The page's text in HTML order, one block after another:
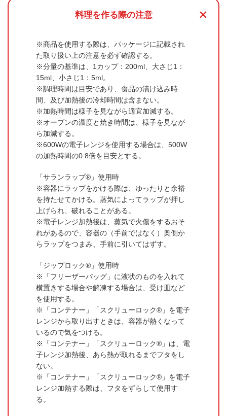
+
料理を作る際の注意
商品を使用する際は、パッケージに記載され
た取り扱い上の注意を必ず確認する。
分量の基準は、1カップ：200ml、大さじ1：
15ml、小さじ1：5ml。
調理時間は目安であり、食品の漬け込み時
間、及び加熱後の冷却時間は含まない。
加熱時間は様子を見ながら適宜加減する。
オーブンの温度と焼き時間は、様子を見なが
ら加減する。
600Wの電子レンジを使用する場合は、500W
の加熱時間の0.8倍を目安とする。
「サランラップ®」使用時
容器にラップをかける際は、ゆったりと余裕
を持たせてかける。蒸気によってラップが押し
上げられ、破れることがある。
電子レンジ加熱後は、蒸気で火傷をするおそ
れがあるので、容器の（手前ではなく）奥側か
らラップをつまみ、手前に引いてはずす。
「ジップロック®」使用時
「フリーザーバッグ」に液状のものを入れて
横置きする場合や解凍する場合は、受け皿など
を使用する。
「コンテナー」「スクリューロック®」を電子
レンジから取り出すときは、容器が熱くなって
いるので気をつける。
「コンテナー」「スクリューロック®」は、電
子レンジ加熱後、あら熱が取れるまでフタをし
ない。
「コンテナー」「スクリューロック®」を電子
レンジ加熱する際は、フタをずらして使用す
る。